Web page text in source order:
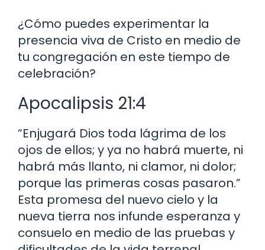
¿Cómo puedes experimentar la
presencia viva de Cristo en medio de
tu congregación en este tiempo de
celebración?
Apocalipsis 21:4
“Enjugará Dios toda lágrima de los
ojos de ellos; y ya no habrá muerte, ni
habrá más llanto, ni clamor, ni dolor;
porque las primeras cosas pasaron.”
Esta promesa del nuevo cielo y la
nueva tierra nos infunde esperanza y
consuelo en medio de las pruebas y